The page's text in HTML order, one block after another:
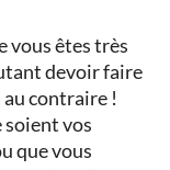
vous êtes très
devoir faire
contraire !
soient vos
que vous